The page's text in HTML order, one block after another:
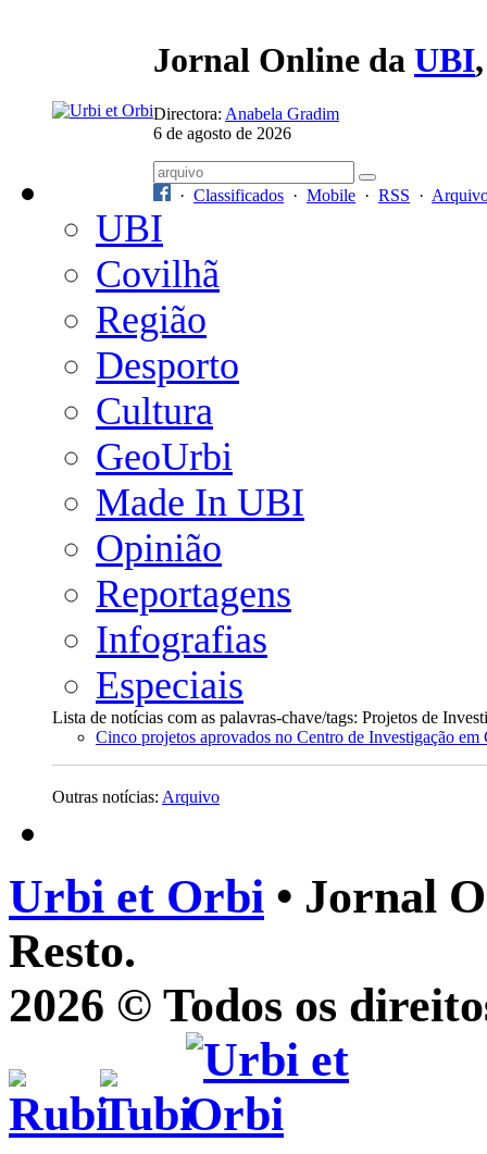
Jornal Online da UBI
Directora: Anabela Gradim
6 de agosto de 2026
· Classificados · Mobile · RSS ·
UBI
Covilhã
Região
Desporto
Cultura
GeoUrbi
Made In UBI
Opinião
Reportagens
Infografias
Especiais
Lista de notícias com as palavras-chave/tags: Projetos de
Cinco projetos aprovados no Centro de Investigação em
Outras notícias: Arquivo
Urbi et Orbi • Jornal
Resto.
2026 © Todos os